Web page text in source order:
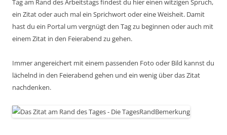
Tag am Rand des Arbeitstags findest du hier einen witzigen Spruch,
ein Zitat oder auch mal ein Sprichwort oder eine Weisheit. Damit
hast du ein Portal um vergnügt den Tag zu beginnen oder auch mit
einem Zitat in den Feierabend zu gehen.
Immer angereichert mit einem passenden Foto oder Bild kannst du
lächelnd in den Feierabend gehen und ein wenig über das Zitat
nachdenken.